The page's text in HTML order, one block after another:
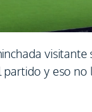
visitante
partido y eso no